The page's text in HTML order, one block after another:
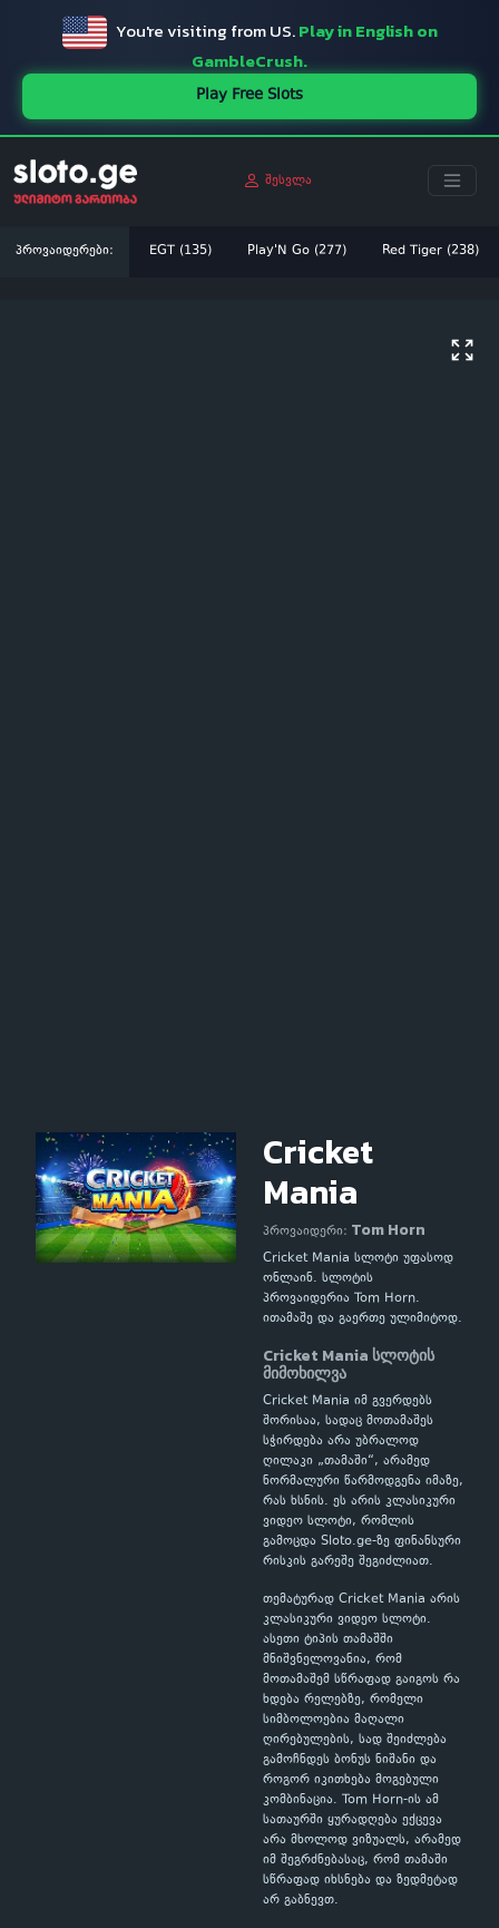
You're visiting from US.Play in English on
GambleCrush.
Play Free Slots
შესვლა
პროვაიდერები: EGT (135) Play'N Go (277) Red Tiger (238)
Cricket
Mania
პროვაიდერი: Tom Horn
Cricket Mania სლოტი უფასოდ
ონლაინ. სლოტის
პროვაიდერია Tom Horn.
ითამაშე და გაერთე ულიმიტოდ.
Cricket Mania სლოტის
მიმოხილვა
Cricket Mania იმ გვერდებს
შორისაა, სადაც მოთამაშეს
სჭირდება არა უბრალოდ
ღილაკი „თამაში“, არამედ
ნორმალური წარმოდგენა იმაზე,
რას ხსნის. ეს არის კლასიკური
ვიდეო სლოტი, რომლის
გამოცდა Sloto.ge-ზე ფინანსური
რისკის გარეშე შეგიძლიათ.
თემატურად Cricket Mania არის
კლასიკური ვიდეო სლოტი.
ასეთი ტიპის თამაშში
მნიშვნელოვანია, რომ
მოთამაშემ სწრაფად გაიგოს რა
ხდება რელებზე, რომელი
სიმბოლოებია მაღალი
ღირებულების, სად შეიძლება
გამოჩნდეს ბონუს ნიშანი და
როგორ იკითხება მოგებული
კომბინაცია. Tom Horn-ის ამ
სათაურში ყურადღება ექცევა
არა მხოლოდ ვიზუალს, არამედ
იმ შეგრძნებასაც, რომ თამაში
სწრაფად იხსნება და ზედმეტად
არ გაბნევთ.